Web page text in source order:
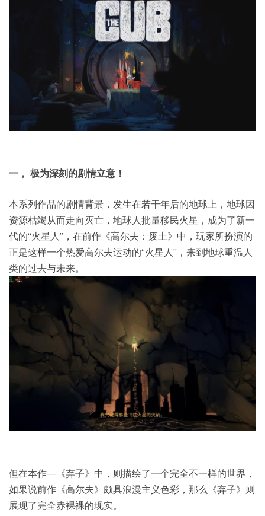
一， 极为深刻的剧情立意！
本系列作品的剧情背景，发生在若干年后的地球上，地球因
资源枯竭从而走向灭亡，地球人批量移民火星，成为了新一
代的“火星人”，在前作《高尔夫：废土》中，玩家所扮演的
正是这样一个热爱高尔夫运动的“火星人”，来到地球重温人
类的过去与未来。
但在本作—《弃子》中，则描绘了一个完全不一样的世界，
如果说前作《高尔夫》颇具浪漫主义色彩，那么《弃子》则
展现了完全赤裸裸的现实。